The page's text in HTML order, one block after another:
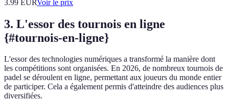
3.99 EURVoir le prix
3. L'essor des tournois en ligne
{#tournois-en-ligne}
L'essor des technologies numériques a transformé la manière dont
les compétitions sont organisées. En 2026, de nombreux tournois de
padel se déroulent en ligne, permettant aux joueurs du monde entier
de participer. Cela a également permis d'atteindre des audiences plus
diversifiées.